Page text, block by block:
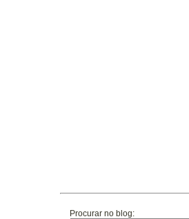
Procurar no blog: